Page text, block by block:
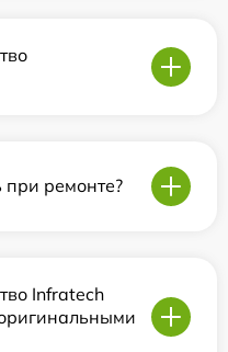
при ремонте?
Infratech